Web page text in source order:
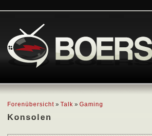
Forenübersicht » Talk » Gaming
Konsolen